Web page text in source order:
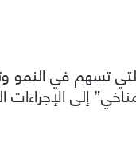
تسهم في النمو
إلى الإجراءات